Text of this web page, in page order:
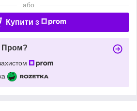
або
Купити з
Пром?